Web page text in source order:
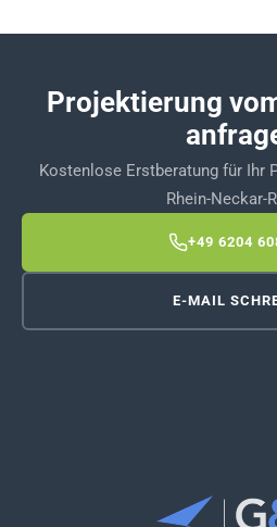
Projektierung
Kostenlose Erstberatung für Ihr
Rhein-Neckar-
+49 6204
E-MAIL